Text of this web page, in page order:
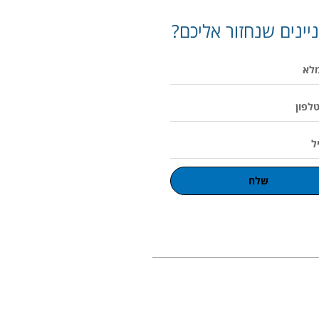
שנחזור אליכם?
שלח